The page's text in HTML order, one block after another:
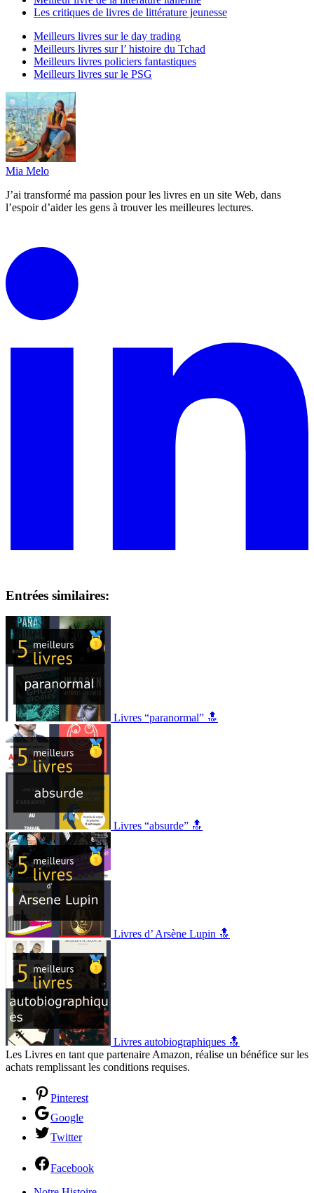
Les critiques de livres de littérature jeunesse
Meilleurs livres sur le day trading
Meilleurs livres sur l’ histoire du Tchad
Meilleurs livres policiers fantastiques
Meilleurs livres sur le PSG
Mia Melo
J’ai transformé ma passion pour les livres en un site Web, dans
l’espoir d’aider les gens à trouver les meilleures lectures.
Entrées similaires:
Livres “paranormal” 🔝
Livres “absurde” 🔝
Livres d’ Arsène Lupin 🔝
Livres autobiographiques 🔝
Les Livres en tant que partenaire Amazon, réalise un bénéfice sur les
achats remplissant les conditions requises.
Pinterest
Google
Twitter
Facebook